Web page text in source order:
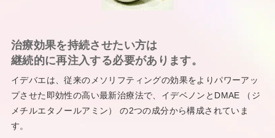
治療効果を持続させたい方は
継続的に再注入する必要があります。
イデバエは、従来のメソリフティングの効果をよりパワーアッ
プさせた即効性の高い最新治療法で、イデベノンとDMAE （ジ
メチルエタノールアミン） の2つの成分から構成されていま
す。